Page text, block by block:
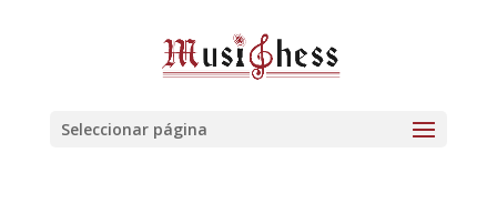
Seleccionar página